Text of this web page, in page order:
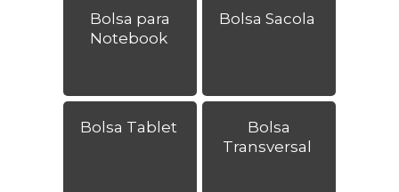
Bolsa para
Notebook
Bolsa Sacola
Bolsa Tablet
Bolsa
Transversal